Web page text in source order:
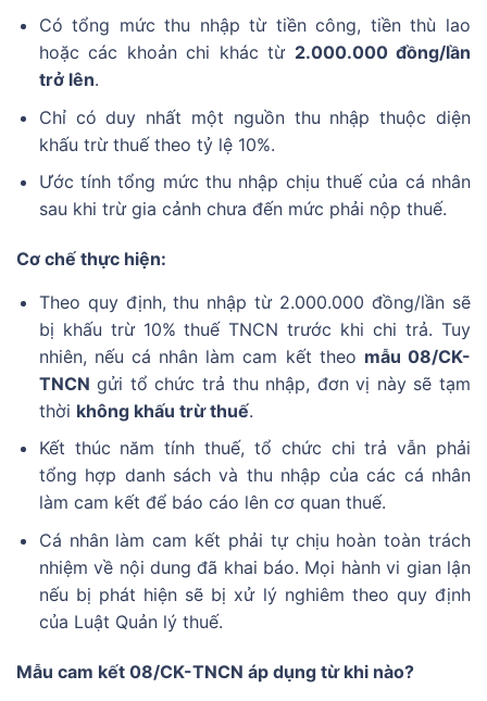
Có tổng mức thu nhập từ tiền công, tiền thù lao
hoặc các khoản chi khác từ 2.000.000 đồng/lần
trở lên.
Chỉ có duy nhất một nguồn thu nhập thuộc diện
khấu trừ thuế theo tỷ lệ 10%.
Ước tính tổng mức thu nhập chịu thuế của cá nhân
sau khi trừ gia cảnh chưa đến mức phải nộp thuế.
Cơ chế thực hiện:
Theo quy định, thu nhập từ 2.000.000 đồng/lần sẽ
bị khấu trừ 10% thuế TNCN trước khi chi trả. Tuy
nhiên, nếu cá nhân làm cam kết theo mẫu 08/CK-
TNCN gửi tổ chức trả thu nhập, đơn vị này sẽ tạm
thời không khấu trừ thuế.
Kết thúc năm tính thuế, tổ chức chi trả vẫn phải
tổng hợp danh sách và thu nhập của các cá nhân
làm cam kết để báo cáo lên cơ quan thuế.
Cá nhân làm cam kết phải tự chịu hoàn toàn trách
nhiệm về nội dung đã khai báo. Mọi hành vi gian lận
nếu bị phát hiện sẽ bị xử lý nghiêm theo quy định
của Luật Quản lý thuế.
Mẫu cam kết 08/CK-TNCN áp dụng từ khi nào?